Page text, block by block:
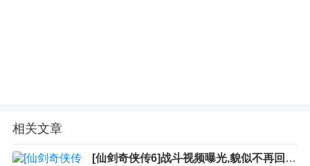
相关文章
[仙剑奇侠传6]战斗视频曝光,貌似不再回合